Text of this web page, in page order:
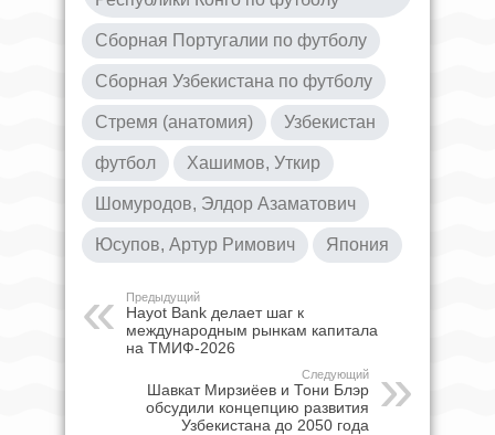
Сборная Португалии по футболу
Сборная Узбекистана по футболу
Стремя (анатомия) Узбекистан
футбол Хашимов, Уткир
Шомуродов, Элдор Азаматович
Юсупов, Артур Римович Япония
Предыдущий
Hayot Bank делает шаг к
международным рынкам капитала
на ТМИФ-2026
Следующий
Шавкат Мирзиёев и Тони Блэр
обсудили концепцию развития
Узбекистана до 2050 года